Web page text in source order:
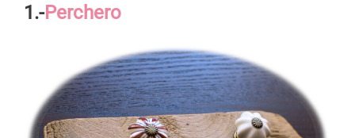
1.-Perchero